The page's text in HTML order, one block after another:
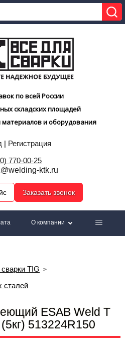
по всей России
складских площадей
и оборудования
| Регистрация
770-00-25
ktk.ru
Заказать звонок
О компании
TIG
сталей
ESAB Weld T
513224R150